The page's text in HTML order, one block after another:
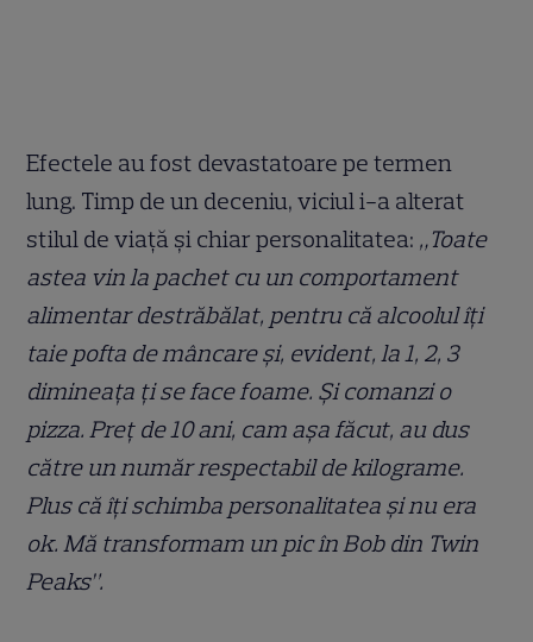
Efectele au fost devastatoare pe termen
lung. Timp de un deceniu, viciul i-a alterat
stilul de viață și chiar personalitatea: „Toate
astea vin la pachet cu un comportament
alimentar destrăbălat, pentru că alcoolul îți
taie pofta de mâncare și, evident, la 1, 2, 3
dimineața ți se face foame. Și comanzi o
pizza. Preț de 10 ani, cam așa făcut, au dus
către un număr respectabil de kilograme.
Plus că îți schimba personalitatea și nu era
ok. Mă transformam un pic în Bob din Twin
Peaks”.